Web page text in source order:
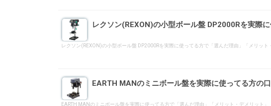
レクソン(REXON)の小型ボール盤 DP2000Rを実際
レクソン(REXON)の小型ボール盤 DP2000Rを実際に使ってる方で「選んだ理由」「メリッ
EARTH MANのミニボール盤を実際に使ってる方の
EARTH MANのミニボール盤を実際に使ってる方で「選んだ理由」「メリット・デメリット